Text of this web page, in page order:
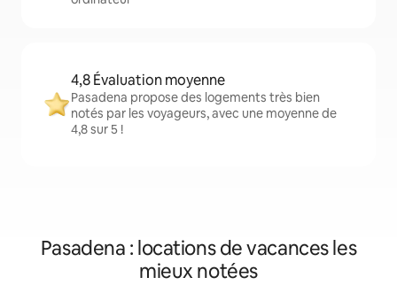
4,8 Évaluation moyenne
Pasadena propose des logements très bien
notés par les voyageurs, avec une moyenne de
4,8 sur 5 !
Pasadena : locations de vacances les
mieux notées